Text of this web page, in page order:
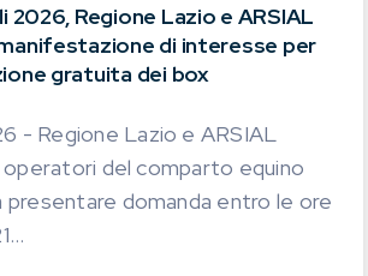
2026, Regione Lazio e ARSIAL
di interesse per
gratuita dei box
- Regione Lazio e ARSIAL
operatori del comparto equino
presentare domanda entro le ore